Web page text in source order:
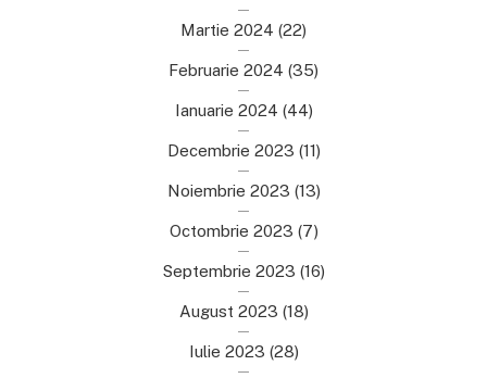
Martie 2024 (22)
Februarie 2024 (35)
Ianuarie 2024 (44)
Decembrie 2023 (11)
Noiembrie 2023 (13)
Octombrie 2023 (7)
Septembrie 2023 (16)
August 2023 (18)
Iulie 2023 (28)